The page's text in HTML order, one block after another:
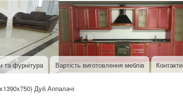
Перейти до основного вмісту
та фурнітура Вартість виготовлення меблів Контакти
Дуб Аппалачі